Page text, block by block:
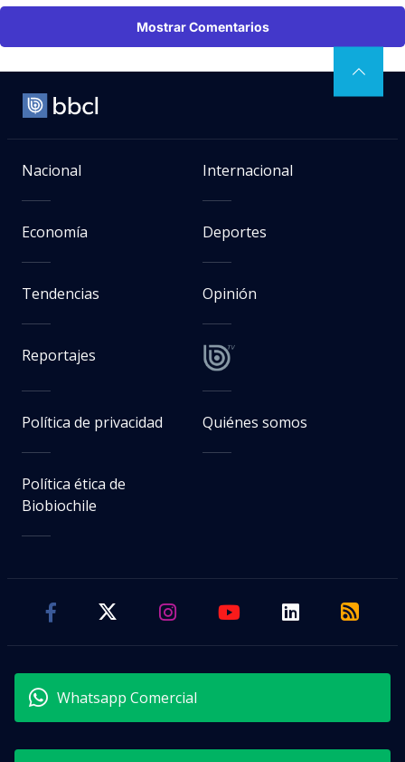
Mostrar Comentarios
Nacional Internacional
Economía Deportes
Tendencias Opinión
Reportajes
Política de privacidad Quiénes somos
Política ética de
Biobiochile
Whatsapp Comercial